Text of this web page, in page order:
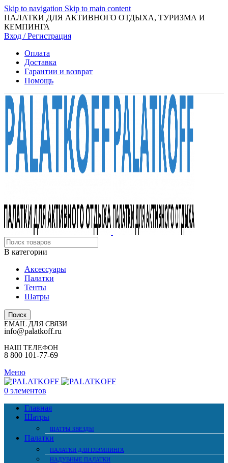
Skip to navigation Skip to main content
ПАЛАТКИ ДЛЯ АКТИВНОГО ОТДЫХА, ТУРИЗМА И
КЕМПИНГА
Вход / Регистрация
Оплата
Доставка
Гарантии и возврат
Помощь
В категории
Аксессуары
Палатки
Тенты
Шатры
Поиск
EMAIL ДЛЯ СВЯЗИ
info@palatkoff.ru
НАШ ТЕЛЕФОН
8 800 101-77-69
Меню
0 элементов
Главная
Шатры
ШАТРЫ ЗВЕЗДЫ
Палатки
ПАЛАТКИ ДЛЯ ГЛЭМПИНГА
НАДУВНЫЕ ПАЛАТКИ